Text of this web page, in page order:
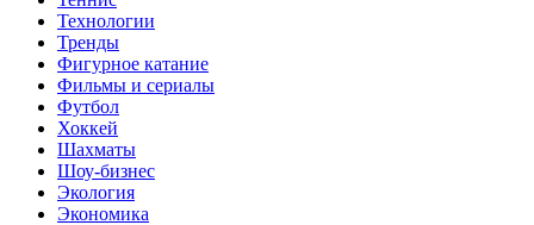
Технологии
Тренды
Фигурное катание
Фильмы и сериалы
Футбол
Хоккей
Шахматы
Шоу-бизнес
Экология
Экономика